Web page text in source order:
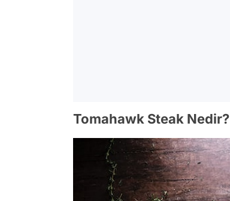
Tomahawk Steak Nedir?